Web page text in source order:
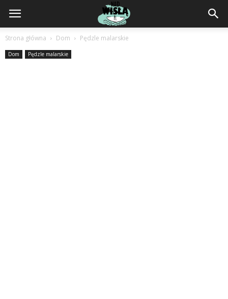
NadWisla.pl
Strona główna Dom Pędzle malarskie
Dom Pędzle malarskie